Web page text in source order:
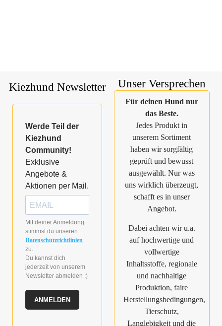
Kiezhund Newsletter
Werde Teil der
Kiezhund
Community!
Exklusive
Angebote &
Aktionen per Mail.
Mit deiner Anmeldung
stimmst du unseren
Datenschutzrichtlinien
zu.
Du kannst dich
jederzeit von unserem
Newsletter abmelden :)
ANMELDEN
Unser Versprechen
Für deinen Hund nur
das Beste.
Jedes Produkt in
unserem Sortiment
haben wir sorgfältig
geprüft und bewusst
ausgewählt. Nur was
uns wirklich überzeugt,
schafft es in unser
Angebot.
Dabei achten wir u.a.
auf hochwertige und
vollwertige
Inhaltsstoffe, regionale
und nachhaltige
Produktion, faire
Herstellungsbedingungen,
Tierschutz,
Langlebigkeit und die